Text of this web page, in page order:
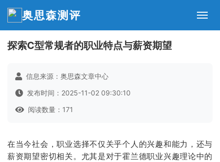
奥思森测评
探索C型常规者的职业特点与薪资期望
信息来源：奥思森文章中心
发布时间：2025-11-02 09:30:10
阅读数量：171
在当今社会，职业选择不仅关乎个人的兴趣和能力，还与
薪资期望密切相关。尤其是对于霍兰德职业兴趣理论中的